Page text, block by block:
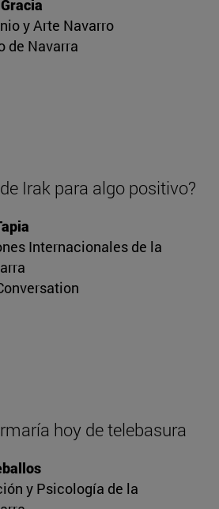
y Arte Navarro
de Navarra
Irak para algo positivo?
Internacionales de la
hoy de telebasura
y Psicología de la